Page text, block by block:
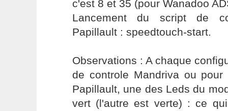
c'est 8 et 35 (pour Wanadoo
Lancement du script de
Papillault : speedtouch-start.
Observations : A chaque
de controle Mandriva ou
Papillault, une des Leds du
vert (l'autre est verte) : ce